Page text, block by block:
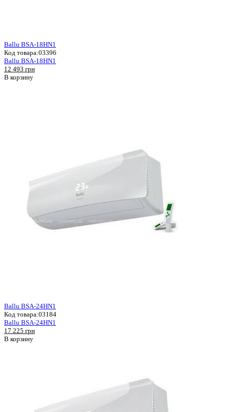
Ballu BSA-18HN1
Код товара:03396
Ballu BSA-18HN1
12 493 грн
В корзину
Ballu BSA-24HN1
Код товара:03184
Ballu BSA-24HN1
17 225 грн
В корзину